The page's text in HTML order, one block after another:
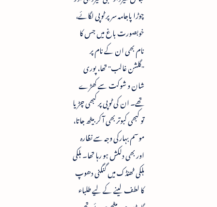
چوڑا پاجامہ سر پر ٹوپی لگائے،
خوبصورت باغ میں جس کا
نام بھی ان کے نام پر
"گلشن غالب" تھا، پوری
شان و شوکت سے کھڑے
تھے۔ ان کی ٹوپی پر کبھی چڑیا
تو کبھی کبوتر بھی آ کر بیٹھ جاتا،
موسم بہارکی وجہ سے نظارہ
اور بھی دلکش ہو رہا تھا۔ ہلکی
ہلکی ٹھنڈک میں گنگنی دھوپ
کا لطف لینے کے لیے طلباء